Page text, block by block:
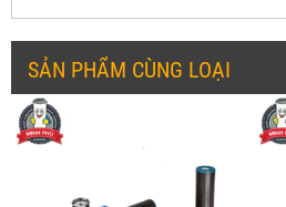
SẢN PHẨM CÙNG LOẠI